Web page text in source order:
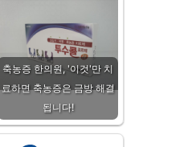
축농증 한의원, '이것'만 치
료하면 축농증은 금방 해결
됩니다!